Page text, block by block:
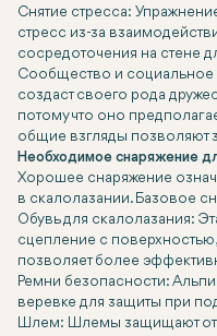
Снятие стресса:
стресс из-за
сосредоточения на стене
Сообщество и социальное
создаст своего рода
потому что оно
общие взгляды позволяют
Необходимое снаряжение
Хорошее снаряжение
в скалолазании. Базовое
Обувь для скалолазания:
сцепление с поверхностью,
позволяет более
Ремни безопасности:
веревке для защиты при
Шлем: Шлемы защищают от